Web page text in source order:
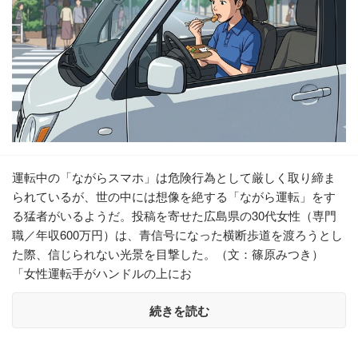
運転中の「ながらスマホ」は危険行為として厳しく取り締ま
られているが、世の中には想像を絶する「ながら運転」をす
る猛者がいるようだ。投稿を寄せた広島県の30代女性（専門
職／年収600万円）は、青信号になった横断歩道を渡ろうとし
た際、信じられない光景を目撃した。（文：篠原みつき）
「女性運転手がハンドルの上にお
続きを読む